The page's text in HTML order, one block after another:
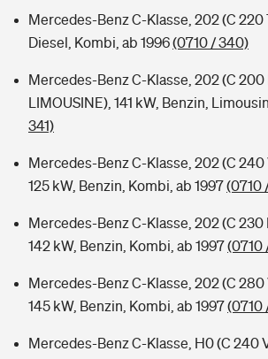
Mercedes-Benz C-Klasse, 202 (C 220
Diesel, Kombi, ab 1996(0710 / 340)
Mercedes-Benz C-Klasse, 202 (C 200
LIMOUSINE), 141 kW, Benzin,
341)
Mercedes-Benz C-Klasse, 202 (C 240
125 kW, Benzin, Kombi, ab 1997(0710
Mercedes-Benz C-Klasse, 202 (C 230
142 kW, Benzin, Kombi, ab 1997(0710
Mercedes-Benz C-Klasse, 202 (C 280
145 kW, Benzin, Kombi, ab 1997(0710
Mercedes-Benz C-Klasse, H0 (C 240